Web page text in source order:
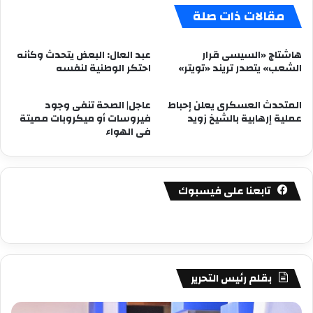
مقالات ذات صلة
هاشتاج «السيسى قرار
الشعب» يتصدر تريند «تويتر»
عبد العال: البعض يتحدث وكأنه
احتكر الوطنية لنفسه
المتحدث العسكرى يعلن إحباط
عملية إرهابية بالشيخ زويد
عاجل| الصحة تنفى وجود
فيروسات أو ميكروبات مميتة
فى الهواء
تابعنا على فيسبوك
بقلم رئيس التحرير
مصطفى